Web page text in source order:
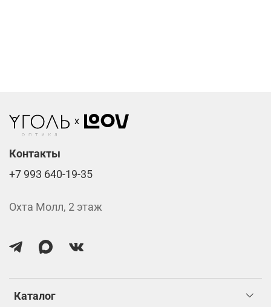
Каталог
Контакты
+7 993 640-19-35
Охта Молл, 2 этаж